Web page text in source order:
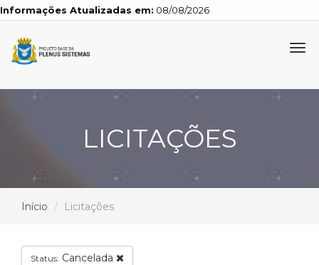
Atualizadas em: 08/08/2026
LICITAÇÕES
Início Licitações
Status: Cancelada